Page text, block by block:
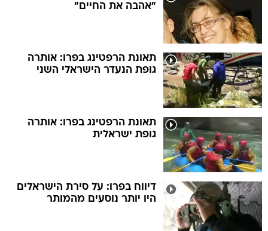
"אהבה את החיים"
תאונת הרפטינג בפרו: אותרה
גופת הנעדר הישראלי השני
תאונת הרפטינג בפרו: אותרה
גופת ישראלית
דיווח בפרו: על סירת הישראלים
היו יותר נוסעים מהמותר